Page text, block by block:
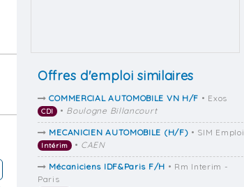
Offres d'emploi similaires
COMMERCIAL AUTOMOBILE VN H/F • Exos
CDI • Boulogne Billancourt
MECANICIEN AUTOMOBILE (H/F) • SIM Emploi
Intérim • CAEN
Mécaniciens IDF&Paris F/H • Rm Interim -
Paris